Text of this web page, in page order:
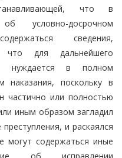
что в
условно-досрочном
сведения,
что для дальнейшего
нуждается в полном
наказания, поскольку в
частично или полностью
иным образом загладил
и раскаялся
могут содержаться иные